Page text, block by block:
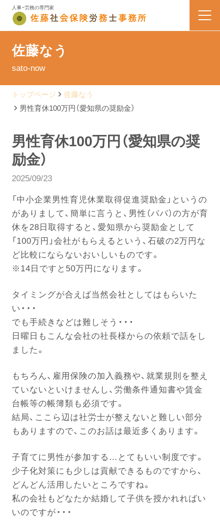
人事・労務の専門家
会社案内
料金表
佐藤なう
電話する
佐藤なう
sato-now
トップページ
佐藤なう
男性育休100万円（愛知県の奨励金）
男性育休100万円（愛知県の奨
励金）
2025/09/23
「中小企業男性育児休業取得促進奨励金」というの
がありまして、簡単に言うと、男性（パパ）の方が育
休を28日取得すると、愛知県から奨励金として
「100万円」会社がもらえるという、石破の2万円な
ど比較にならないおいしいものです。
※14日ですと50万円になります。
タイミングが合えば当然会社としてはもらいた
い・・・
でも手続きなどは難しそう・・・
日曜日もこんな会社の社長様からの依頼で話をし
ました。
もちろん、雇用保険の加入義務や、就業規則を整え
ていないといけませんし、労働条件通知書や賃金
台帳等の帳簿類も必須です。
結局、ここら辺は社労士が整えないと難しい部分
もありますので、このお話は最近多くあります。
子育てに男性が参加する…とてもいい制度です。
少子化対策にも少しは貢献できるものですから、
どんどん活用したいところですね。
私の会社もどなたか結婚して子供を授かれればい
いのですが・・・